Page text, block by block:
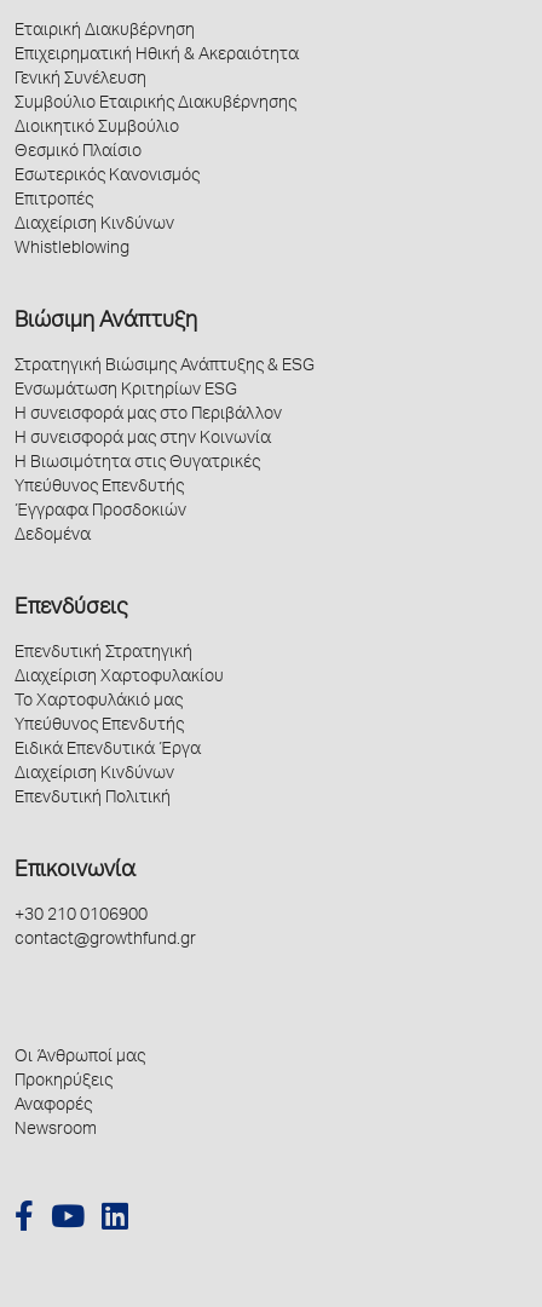
Εταιρική Διακυβέρνηση
Επιχειρηματική Ηθική & Ακεραιότητα
Γενική Συνέλευση
Συμβούλιο Εταιρικής Διακυβέρνησης
Διοικητικό Συμβούλιο
Θεσμικό Πλαίσιο
Εσωτερικός Κανονισμός
Επιτροπές
Διαχείριση Κινδύνων
Whistleblowing
Βιώσιμη Ανάπτυξη
Στρατηγική Βιώσιμης Ανάπτυξης & ESG
Ενσωμάτωση Κριτηρίων ESG
Η συνεισφορά μας στο Περιβάλλον
Η συνεισφορά μας στην Κοινωνία
Η Βιωσιμότητα στις Θυγατρικές
Υπεύθυνος Επενδυτής
Έγγραφα Προσδοκιών
Δεδομένα
Επενδύσεις
Επενδυτική Στρατηγική
Διαχείριση Χαρτοφυλακίου
Το Χαρτοφυλάκιό μας
Υπεύθυνος Επενδυτής
Ειδικά Επενδυτικά Έργα
Διαχείριση Κινδύνων
Επενδυτική Πολιτική
Επικοινωνία
+30 210 0106900
contact@growthfund.gr
Οι Άνθρωποί μας
Προκηρύξεις
Αναφορές
Newsroom